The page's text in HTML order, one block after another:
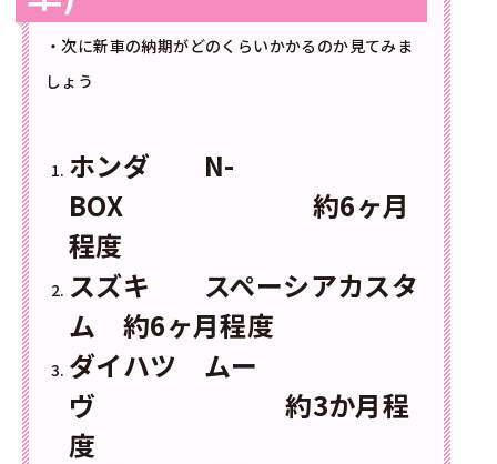
・次に新車の納期がどのくらいかかるのか見てみま
しょう
ホンダ N-
BOX 約6ヶ月
程度
スズキ スペーシアカスタ
ム 約6ヶ月程度
ダイハツ ムー
ヴ 約3か月程
度